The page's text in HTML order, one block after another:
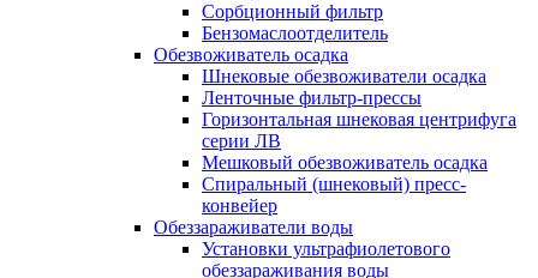
Сорбционный фильтр
Бензомаслоотделитель
Обезвоживатель осадка
Шнековые обезвоживатели осадка
Ленточные фильтр-прессы
Горизонтальная шнековая центрифуга
серии ЛВ
Мешковый обезвоживатель осадка
Спиральный (шнековый) пресс-
конвейер
Обеззараживатели воды
Установки ультрафиолетового
обеззараживания воды